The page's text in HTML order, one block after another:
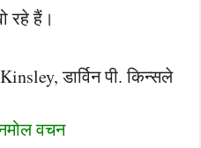
रहे हैं।
डार्विन पी. किन्सले
वचन